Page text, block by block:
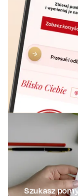
Szukasz